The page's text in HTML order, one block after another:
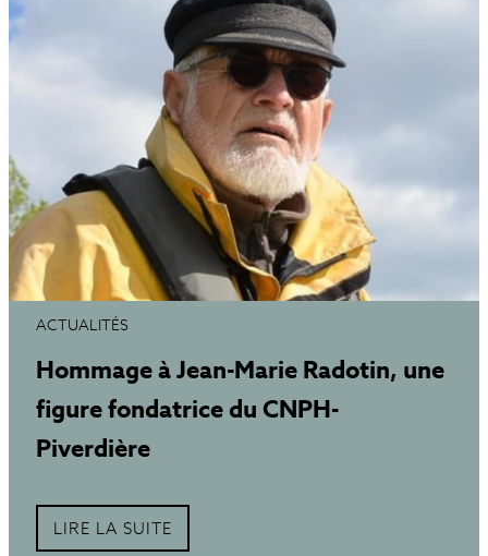
ACTUALITÉS
Hommage à Jean-Marie Radotin, une
figure fondatrice du CNPH-
Piverdière
LIRE LA SUITE